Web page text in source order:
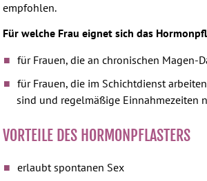
empfohlen.
Für welche Frau eignet sich das
für Frauen, die an chronischen Magen-
für Frauen, die im Schichtdienst
sind und regelmäßige Einnahmezeiten
VORTEILE DES HORMONPFLASTERS
erlaubt spontanen Sex